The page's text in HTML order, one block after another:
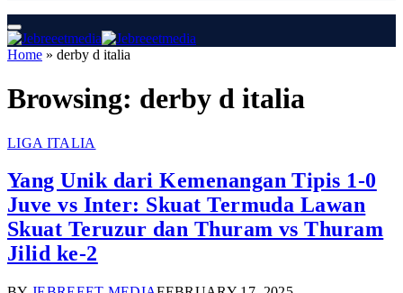
Home » derby d italia
Browsing: derby d italia
LIGA ITALIA
Yang Unik dari Kemenangan Tipis 1-0
Juve vs Inter: Skuat Termuda Lawan
Skuat Teruzur dan Thuram vs Thuram
Jilid ke-2